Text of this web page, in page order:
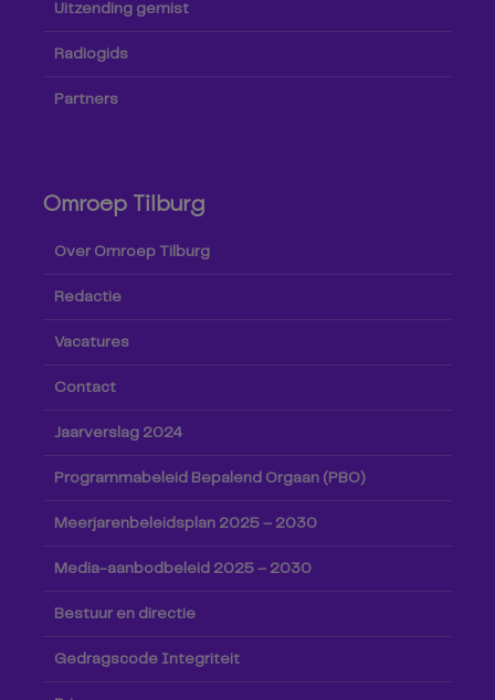
Uitzending gemist
Radiogids
Partners
Omroep Tilburg
Over Omroep Tilburg
Redactie
Vacatures
Contact
Jaarverslag 2024
Programmabeleid Bepalend Orgaan (PBO)
Meerjarenbeleidsplan 2025 – 2030
Media-aanbodbeleid 2025 – 2030
Bestuur en directie
Gedragscode Integriteit